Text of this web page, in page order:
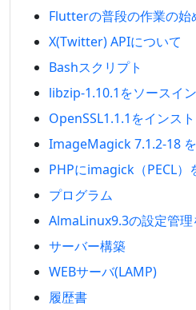
Flutterの普段の作業の始
X(Twitter) APIについて
Bashスクリプト
libzip-1.10.1をソースイ
OpenSSL1.1.1をインス
ImageMagick 7.1.2-18
PHPにimagick（PECL）
プログラム
AlmaLinux9.3の設定管理
サーバー構築
WEBサーバ(LAMP)
履歴書